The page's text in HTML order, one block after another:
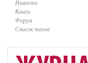
Новости
Книги
Форум
Список тегов